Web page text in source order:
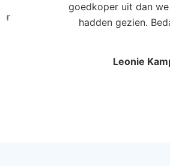
goedkoper uit dan
hadden gezien.
Leonie